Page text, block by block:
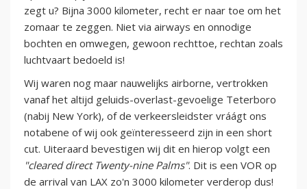
zegt u? Bijna 3000 kilometer, recht er naar toe om het
zomaar te zeggen. Niet via airways en onnodige
bochten en omwegen, gewoon rechttoe, rechtan zoals
luchtvaart bedoeld is!
Wij waren nog maar nauwelijks airborne, vertrokken
vanaf het altijd geluids-overlast-gevoelige Teterboro
(nabij New York), of de verkeersleidster vráágt ons
notabene of wij ook geïnteresseerd zijn in een short
cut. Uiteraard bevestigen wij dit en hierop volgt een
"cleared direct Twenty-nine Palms". Dit is een VOR op
de arrival van LAX zo'n 3000 kilometer verderop dus!